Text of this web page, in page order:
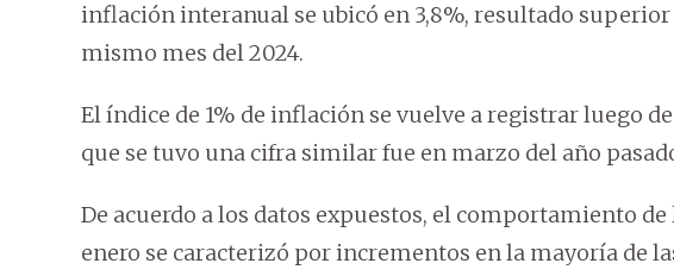
inflación interanual se ubicó en 3,8%, resultado superior
mismo mes del 2024.
El índice de 1% de inflación se vuelve a registrar luego
que se tuvo una cifra similar fue en marzo del año
De acuerdo a los datos expuestos, el comportamiento
enero se caracterizó por incrementos en la mayoría de